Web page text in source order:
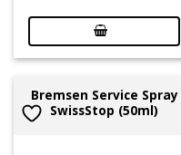
Bremsen Service Spray
SwissStop (50ml)